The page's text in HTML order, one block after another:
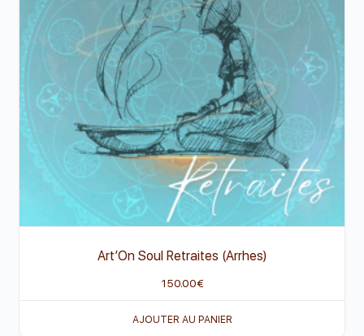
Art’On Soul Retraites (Arrhes)
150.00€
AJOUTER AU PANIER